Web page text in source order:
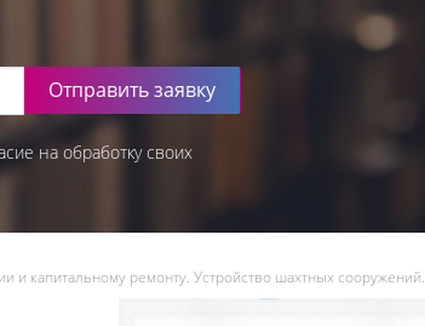
Отправить заявку
на обработку своих
и капитальному ремонту. Устройство шахтных сооружений.